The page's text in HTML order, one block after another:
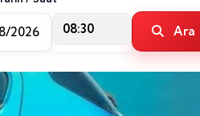
08:30 Ara